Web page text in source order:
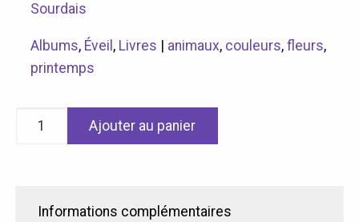
Sourdais
Albums, Éveil , Livres | animaux, couleurs, fleurs,
printemps
Ajouter au panier
Informations complémentaires